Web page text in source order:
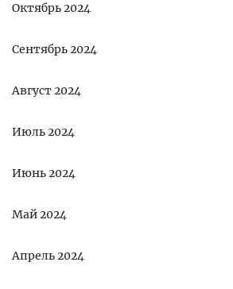
Октябрь 2024
Сентябрь 2024
Август 2024
Июль 2024
Июнь 2024
Май 2024
Апрель 2024